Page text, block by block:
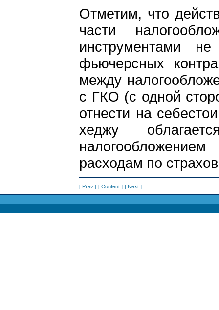
Отметим, что
части
инструментами
фьючерсных
между
с ГКО (с одной
отнести на
хеджу
расходам по
[ Prev ] [ Content ] [ Next ]